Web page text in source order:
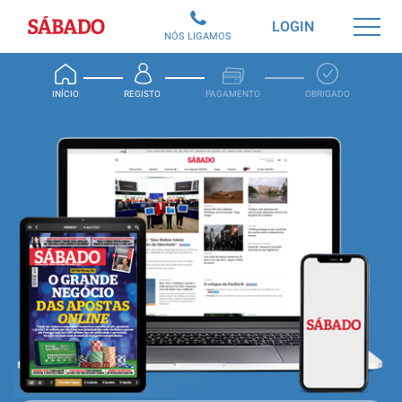
Sábado
INÍCIO REGISTO PAGAMENTO OBRIGADO
LOGIN
NÓS LIGAMOS